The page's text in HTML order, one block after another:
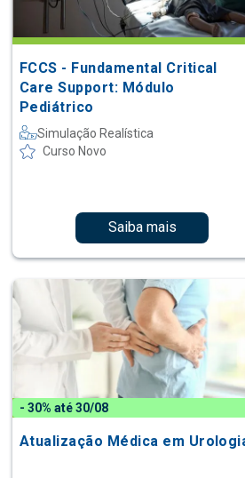
FCCS - Fundamental Critical
Care Support: Módulo
Pediátrico
Simulação Realística
Curso Novo
Saiba mais
- 30% até 30/08
Atualização Médica em